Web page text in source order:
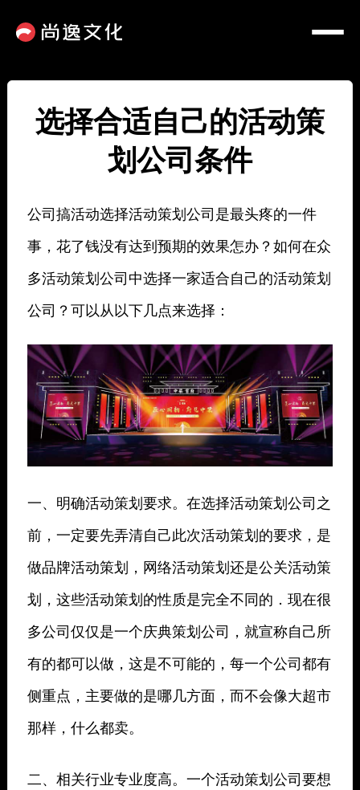
选择合适自己的活动策
划公司条件
公司搞活动选择活动策划公司是最头疼的一件
事，花了钱没有达到预期的效果怎办？如何在众
多活动策划公司中选择一家适合自己的活动策划
公司？可以从以下几点来选择：
一、明确活动策划要求。在选择活动策划公司之
前，一定要先弄清自己此次活动策划的要求，是
做品牌活动策划，网络活动策划还是公关活动策
划，这些活动策划的性质是完全不同的．现在很
多公司仅仅是一个庆典策划公司，就宣称自己所
有的都可以做，这是不可能的，每一个公司都有
侧重点，主要做的是哪几方面，而不会像大超市
那样，什么都卖。
二、相关行业专业度高。一个活动策划公司要想